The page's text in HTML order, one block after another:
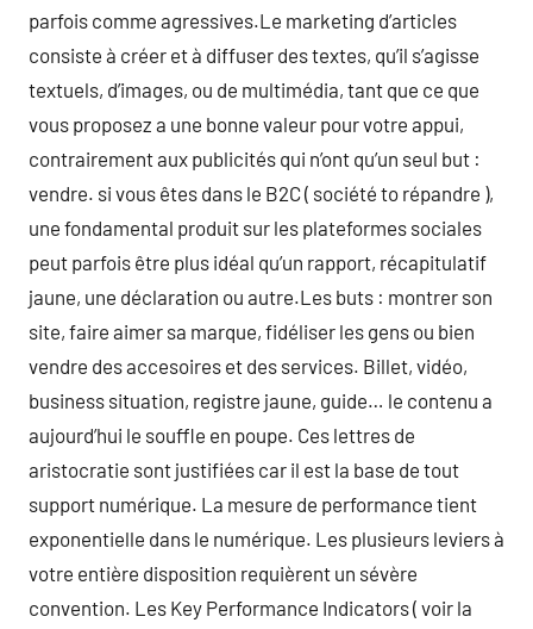
parfois comme agressives.Le marketing d’articles
consiste à créer et à diffuser des textes, qu’il s’agisse
textuels, d’images, ou de multimédia, tant que ce que
vous proposez a une bonne valeur pour votre appui,
contrairement aux publicités qui n’ont qu’un seul but :
vendre. si vous êtes dans le B2C ( société to répandre ),
une fondamental produit sur les plateformes sociales
peut parfois être plus idéal qu’un rapport, récapitulatif
jaune, une déclaration ou autre.Les buts : montrer son
site, faire aimer sa marque, fidéliser les gens ou bien
vendre des accesoires et des services. Billet, vidéo,
business situation, registre jaune, guide… le contenu a
aujourd’hui le souffle en poupe. Ces lettres de
aristocratie sont justifiées car il est la base de tout
support numérique. La mesure de performance tient
exponentielle dans le numérique. Les plusieurs leviers à
votre entière disposition requièrent un sévère
convention. Les Key Performance Indicators ( voir la